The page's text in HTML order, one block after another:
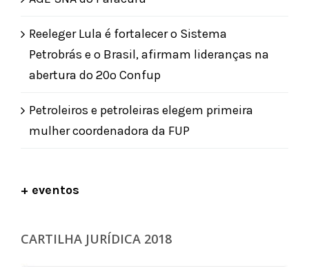
Reeleger Lula é fortalecer o Sistema
Petrobrás e o Brasil, afirmam lideranças na
abertura do 20º Confup
Petroleiros e petroleiras elegem primeira
mulher coordenadora da FUP
+ eventos
CARTILHA JURÍDICA 2018